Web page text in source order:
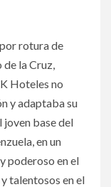
rotura de
la Cruz,
Hoteles no
y adaptaba su
base del
en un
poderoso en el
talentosos en el